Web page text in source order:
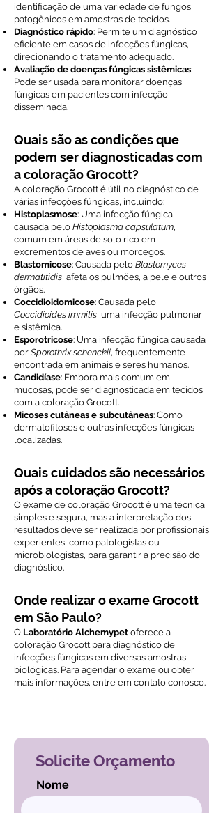
identificação de uma variedade de fungos
patogênicos em amostras de tecidos.
Diagnóstico rápido: Permite um diagnóstico
eficiente em casos de infecções fúngicas,
direcionando o tratamento adequado.
Avaliação de doenças fúngicas sistêmicas:
Pode ser usada para monitorar doenças
fúngicas em pacientes com infecção
disseminada.
Quais são as condições que
podem ser diagnosticadas com
a coloração Grocott?
A coloração Grocott é útil no diagnóstico de
várias infecções fúngicas, incluindo:
Histoplasmose: Uma infecção fúngica
causada pelo Histoplasma capsulatum,
comum em áreas de solo rico em
excrementos de aves ou morcegos.
Blastomicose: Causada pelo Blastomyces
dermatitidis, afeta os pulmões, a pele e outros
órgãos.
Coccidioidomicose: Causada pelo
Coccidioides immitis, uma infecção pulmonar
e sistêmica.
Esporotricose: Uma infecção fúngica causada
por Sporothrix schenckii, frequentemente
encontrada em animais e seres humanos.
Candidíase: Embora mais comum em
mucosas, pode ser diagnosticada em tecidos
com a coloração Grocott.
Micoses cutâneas e subcutâneas: Como
dermatofitoses e outras infecções fúngicas
localizadas.
Quais cuidados são necessários
após a coloração Grocott?
O exame de coloração Grocott é uma técnica
simples e segura, mas a interpretação dos
resultados deve ser realizada por profissionais
experientes, como patologistas ou
microbiologistas, para garantir a precisão do
diagnóstico.
Onde realizar o exame Grocott
em São Paulo?
O Laboratório Alchemypet oferece a
coloração Grocott para diagnóstico de
infecções fúngicas em diversas amostras
biológicas. Para agendar o exame ou obter
mais informações, entre em contato conosco.
Solicite Orçamento
Nome